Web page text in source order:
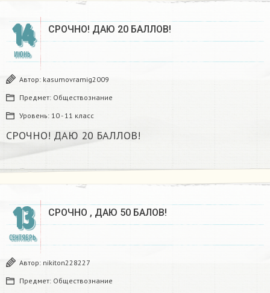
14
ИЮНЬ
СРОЧНО! ДАЮ 20 БАЛЛОВ! ​
Автор: kasumovramig2009
Предмет: Обществознание
Уровень: 10 - 11 класс
СРОЧНО! ДАЮ 20 БАЛЛОВ! ​
13
СЕНТЯБРЬ
СРОЧНО , ДАЮ 50 БАЛОВ! ​
Автор: nikiton228227
Предмет: Обществознание